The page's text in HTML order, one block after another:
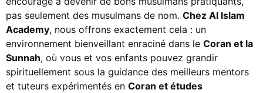
pas seulement des musulmans de nom. Chez Al Islam
Academy, nous offrons exactement cela : un
environnement bienveillant enraciné dans le Coran et la
Sunnah, où vous et vos enfants pouvez grandir
spirituellement sous la guidance des meilleurs mentors
et tuteurs expérimentés en Coran et études